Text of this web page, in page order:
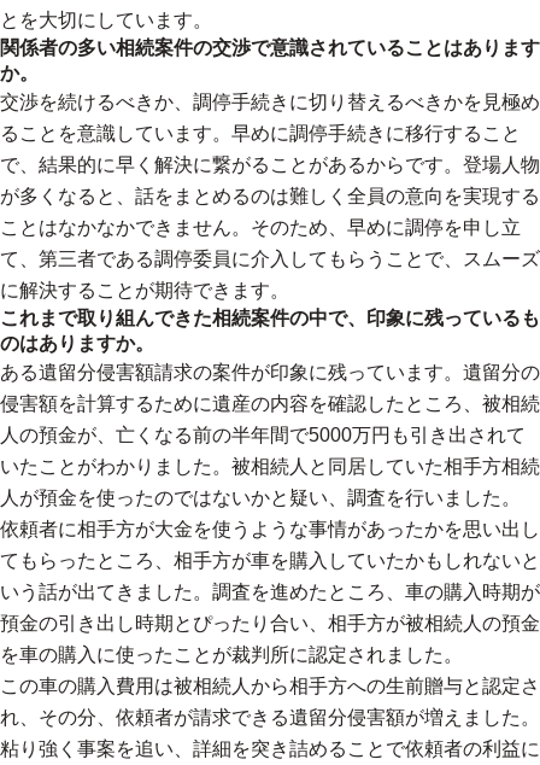
とを大切にしています。
関係者の多い相続案件の交渉で意識されていることはあります
か。
交渉を続けるべきか、調停手続きに切り替えるべきかを見極め
ることを意識しています。早めに調停手続きに移行すること
で、結果的に早く解決に繋がることがあるからです。登場人物
が多くなると、話をまとめるのは難しく全員の意向を実現する
ことはなかなかできません。そのため、早めに調停を申し立
て、第三者である調停委員に介入してもらうことで、スムーズ
に解決することが期待できます。
これまで取り組んできた相続案件の中で、印象に残っているも
のはありますか。
ある遺留分侵害額請求の案件が印象に残っています。遺留分の
侵害額を計算するために遺産の内容を確認したところ、被相続
人の預金が、亡くなる前の半年間で5000万円も引き出されて
いたことがわかりました。被相続人と同居していた相手方相続
人が預金を使ったのではないかと疑い、調査を行いました。
依頼者に相手方が大金を使うような事情があったかを思い出し
てもらったところ、相手方が車を購入していたかもしれないと
いう話が出てきました。調査を進めたところ、車の購入時期が
預金の引き出し時期とぴったり合い、相手方が被相続人の預金
を車の購入に使ったことが裁判所に認定されました。
この車の購入費用は被相続人から相手方への生前贈与と認定さ
れ、その分、依頼者が請求できる遺留分侵害額が増えました。
粘り強く事案を追い、詳細を突き詰めることで依頼者の利益に